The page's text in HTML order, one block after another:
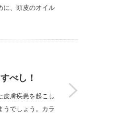
に、頭皮のオイル
べし！
皮膚疾患を起こし
うでしょう。カラ